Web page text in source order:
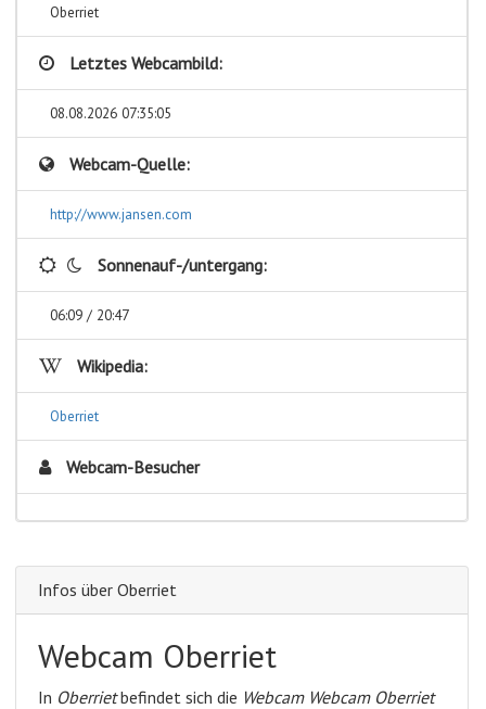
Oberriet
Letztes Webcambild:
08.08.2026 07:35:05
Webcam-Quelle:
http://www.jansen.com
Sonnenauf-/untergang:
06:09 / 20:47
Wikipedia:
Oberriet
Webcam-Besucher
Infos über Oberriet
Webcam Oberriet
In Oberrietbefindet sich die Webcam Webcam Oberriet